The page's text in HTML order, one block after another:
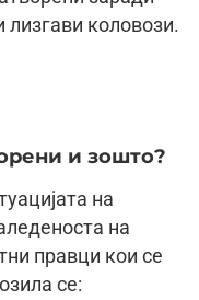
лизгави коловози.
и зошто?
на
на
правци кои се
се: